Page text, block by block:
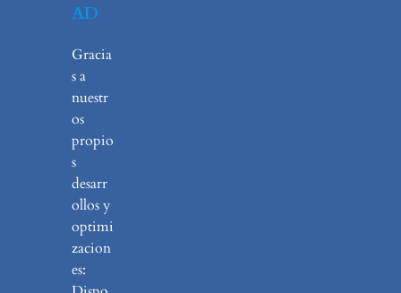
AD
Gracia
s a
nuestr
os
propio
s
desarr
ollos y
optimi
zacion
es: